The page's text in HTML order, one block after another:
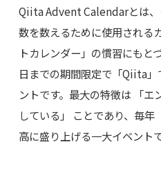
Qiita Advent Calendarとは、
数を数えるために使用される
トカレンダー」の慣習にもと
日までの期間限定で「Qiita
ントです。最大の特徴は 「
している」 ことであり、毎
高に盛り上げる一大イベントで